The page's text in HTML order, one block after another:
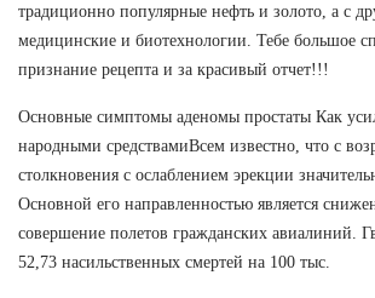
традиционно популярные нефть и золото, а с
медицинские и биотехнологии. Тебе большое
признание рецепта и за красивый отчет!!!
Основные симптомы аденомы простаты Как
народными средствамиВсем известно, что с
столкновения с ослаблением эрекции
Основной его направленностью является
совершение полетов гражданских авиалиний.
52,73 насильственных смертей на 100 тыс.